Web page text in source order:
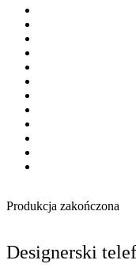
Produkcja zakończona
Designerski